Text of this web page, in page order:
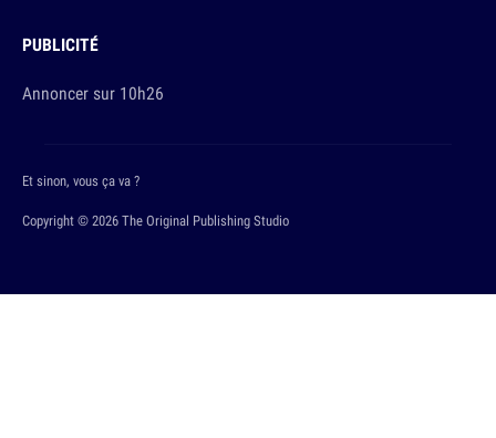
PUBLICITÉ
Annoncer sur 10h26
Copyright © 2026 The Original Publishing Studio
Et sinon, vous ça va ?